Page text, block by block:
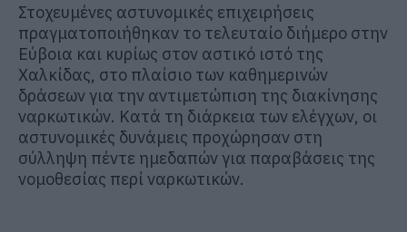
Στοχευμένες αστυνομικές επιχειρήσεις
πραγματοποιήθηκαν το τελευταίο διήμερο στην
Εύβοια και κυρίως στον αστικό ιστό της
Χαλκίδας, στο πλαίσιο των καθημερινών
δράσεων για την αντιμετώπιση της διακίνησης
ναρκωτικών. Κατά τη διάρκεια των ελέγχων, οι
αστυνομικές δυνάμεις προχώρησαν στη
σύλληψη πέντε ημεδαπών για παραβάσεις της
νομοθεσίας περί ναρκωτικών.